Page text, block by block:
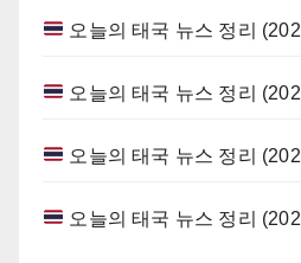
오늘의 태국 뉴스 정리
오늘의 태국 뉴스 정리
오늘의 태국 뉴스 정리
오늘의 태국 뉴스 정리